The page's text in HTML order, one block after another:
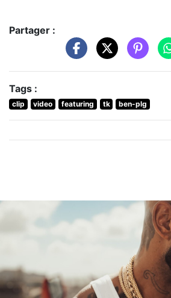
Partager :
Tags :
clip video featuring tk ben-plg